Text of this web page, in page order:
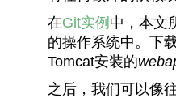
在Git实例 中，本文
的操作系统中。下
Tomcat安装的
之后，我们可以像